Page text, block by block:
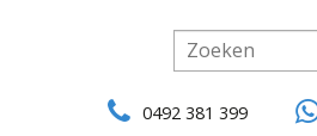
0492 381 399